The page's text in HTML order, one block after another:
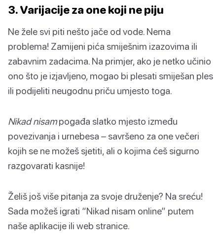
3. Varijacije za one koji ne piju
Ne žele svi piti nešto jače od vode. Nema
problema! Zamijeni pića smiješnim izazovima ili
zabavnim zadacima. Na primjer, ako je netko učinio
ono što je izjavljeno, mogao bi plesati smiješan ples
ili podijeliti neugodnu priču umjesto toga.
Nikad nisampogađa slatko mjesto između
povezivanja i urnebesa – savršeno za one večeri
kojih se ne možeš sjetiti, ali o kojima ćeš sigurno
razgovarati kasnije!
Želiš još više pitanja za svoje druženje? Na sreću!
Sada možeš igrati “Nikad nisam online” putem
naše aplikacije ili web stranice.